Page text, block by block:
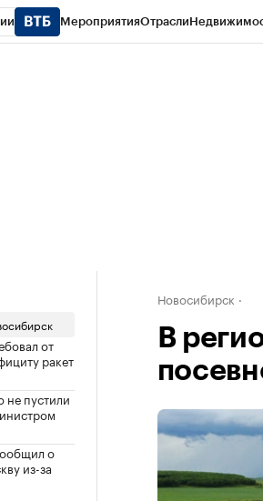
МероприятияОтрасли
от
ракет
не пустили
о
из-за
Новосибирск
В